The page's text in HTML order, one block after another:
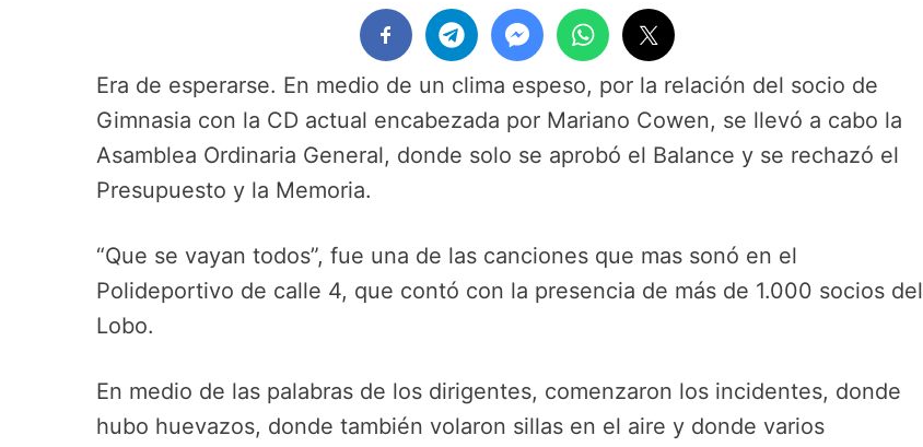
Era de esperarse. En medio de un clima espeso, por la relación del socio de
Gimnasia con la CD actual encabezada por Mariano Cowen, se llevó a cabo la
Asamblea Ordinaria General, donde solo se aprobó el Balance y se rechazó el
Presupuesto y la Memoria.
“Que se vayan todos”, fue una de las canciones que mas sonó en el
Polideportivo de calle 4, que contó con la presencia de más de 1.000 socios del
Lobo.
En medio de las palabras de los dirigentes, comenzaron los incidentes, donde
hubo huevazos, donde también volaron sillas en el aire y donde varios